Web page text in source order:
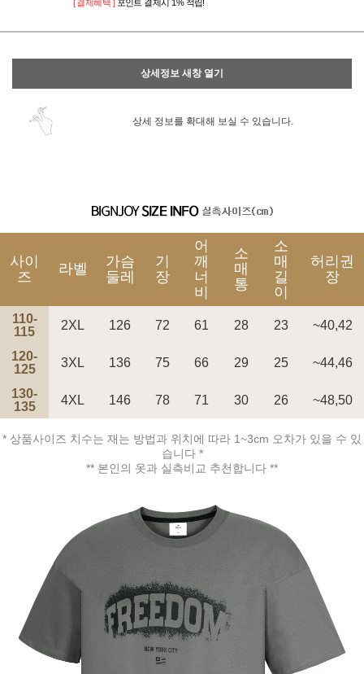
페이코 ID로 페
[ 결제혜택 ] 포인트 결제시 1% 적립!
상세정보 새창 열기
상세 정보를 확대해 보실 수 있습니다.
사이
즈
라벨
가슴
둘레
기
장
어
깨
너
비
소
매
통
소
매
길
이
허리권
장
110-
115
2XL 126 72 61 28 23 ~40,42
120-
125
3XL 136 75 66 29 25 ~44,46
130-
135
4XL 146 78 71 30 26 ~48,50
* 상품사이즈 치수는 재는 방법과 위치에 따라 1~3cm 오차가 있을 수 있
습니다 *
** 본인의 옷과 실측비교 추천합니다 **